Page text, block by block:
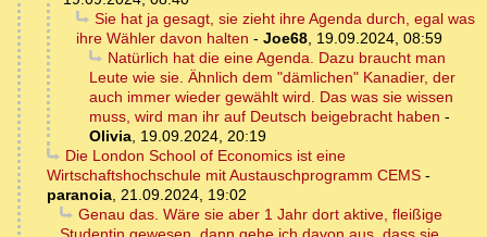
Sie hat ja gesagt, sie zieht ihre Agenda durch, egal was
ihre Wähler davon halten - Joe68, 19.09.2024, 08:59
Natürlich hat die eine Agenda. Dazu braucht man
Leute wie sie. Ähnlich dem "dämlichen" Kanadier, der
auch immer wieder gewählt wird. Das was sie wissen
muss, wird man ihr auf Deutsch beigebracht haben -
Olivia, 19.09.2024, 20:19
Die London School of Economics ist eine
Wirtschaftshochschule mit Austauschprogramm CEMS -
paranoia, 21.09.2024, 19:02
Genau das. Wäre sie aber 1 Jahr dort aktive, fleißige